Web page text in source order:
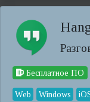
Бесплатное ПО
Web Windows